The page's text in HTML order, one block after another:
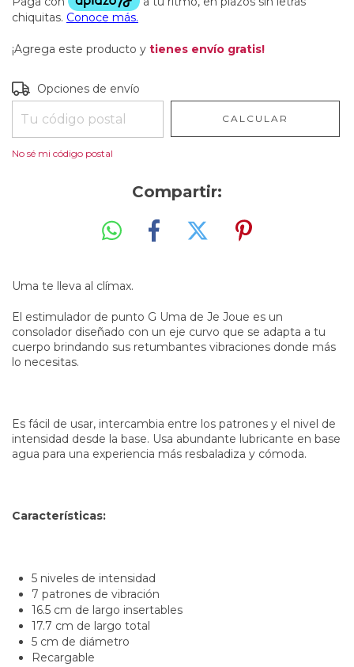
¡Agrega este producto y tienes envío gratis!
Entregas para el CP:
Opciones de envío
CALCULAR
No sé mi código postal
Compartir:
Uma te lleva al clímax.
El estimulador de punto G Uma de Je Joue es un
consolador diseñado con un eje curvo que se adapta a tu
cuerpo brindando sus retumbantes vibraciones donde más
lo necesitas.
Es fácil de usar, intercambia entre los patrones y el nivel de
intensidad desde la base. Usa abundante lubricante en base
agua para una experiencia más resbaladiza y cómoda.
Características:
5 niveles de intensidad
7 patrones de vibración
16.5 cm de largo insertables
17.7 cm de largo total
5 cm de diámetro
Recargable